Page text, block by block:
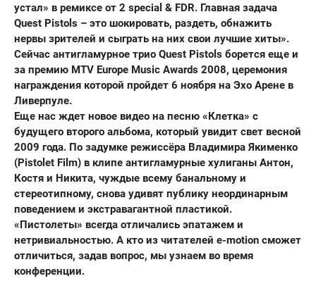
устал» в ремиксе от 2 special & FDR. Главная задача
Quest Pistols – это шокировать, раздеть, обнажить
нервы зрителей и сыграть на них свои лучшие хиты».
Сейчас антигламурное трио Quest Pistols борется еще и
за премию MTV Europe Music Awards 2008, церемония
награждения которой пройдет 6 ноября на Эхо Арене в
Ливерпуле.
Еще нас ждет новое видео на песню «Клетка» с
будущего второго альбома, который увидит свет весной
2009 года. По задумке режиссёра Владимира Якименко
(Pistolet Film) в клипе антигламурные хулиганы Антон,
Костя и Никита, чуждые всему банальному и
стереотипному, снова удивят публику неординарным
поведением и экстравагантной пластикой.
«Пистолеты» всегда отличались эпатажем и
нетривиальностью. А кто из читателей e-motion сможет
отличиться, задав вопрос, мы узнаем во время
конференции.